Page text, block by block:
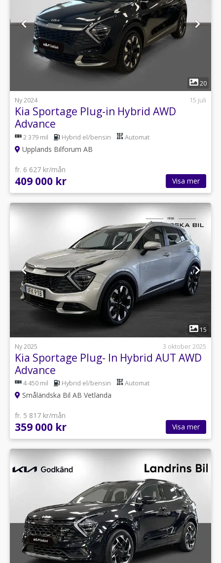
1
20
Ny 2024
15 juli
Kia Sportage Plug-in Hybrid AWD
Advance
2 379 mil Hybrid el/bensin Automat
Upplands Bilforum AB
fr. 6 627 kr/mån
409 000 kr Visa mer
15
Ny 2025
3 oktober 2025
Kia Sportage Plug- In Hybrid AUT AWD
Advance
4 450 mil Hybrid el/bensin Automat
Småländska Bil AB Vetlanda
fr. 5 817 kr/mån
359 000 kr Visa mer